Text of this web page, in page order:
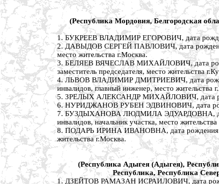
(Республика Мордовия, Белгородская
1. БУКРЕЕВ ВЛАДИМИР ЕГОРОВИЧ, дата
2. ДАВЫДОВ СЕРГЕЙ ПАВЛОВИЧ, дата рождения 4
место жительства г.Москва.
3. БЕЛЯЕВ ВЯЧЕСЛАВ МИХАЙЛОВИЧ, дата
заместитель председателя, место жительства
4. ЛЬВОВ ВЛАДИМИР ДМИТРИЕВИЧ, дата
инвалидов, главный инженер, место жительства
5. ЗРЕЛЫХ АЛЕКСАНДР МИХАЙЛОВИЧ, дата
6. НУРИДЖАНОВ РУБЕН ЭДВИНОВИЧ, дата
7. БУЗДЫХАНОВА ЛЮДМИЛА ЭДУАРДОВНА, дата
инвалидов, начальник участка, место жительства
8. ПОДАРЬ ИРИНА ИВАНОВНА, дата рождения 6
жительства г.Москва.
(Республика Адыгея (Адыгея),
Республика, Республика
1. ДЗЕЙТОВ РАМАЗАН ИСРАИЛОВИЧ, дата